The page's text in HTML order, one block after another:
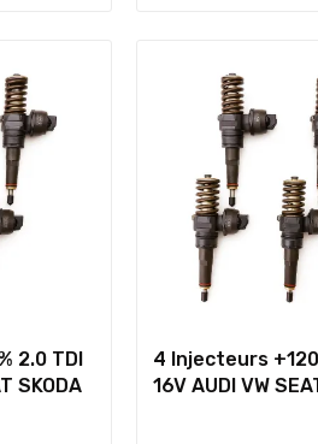
2.0 TDI
SKODA
4 Injecteurs
16V AUDI VW